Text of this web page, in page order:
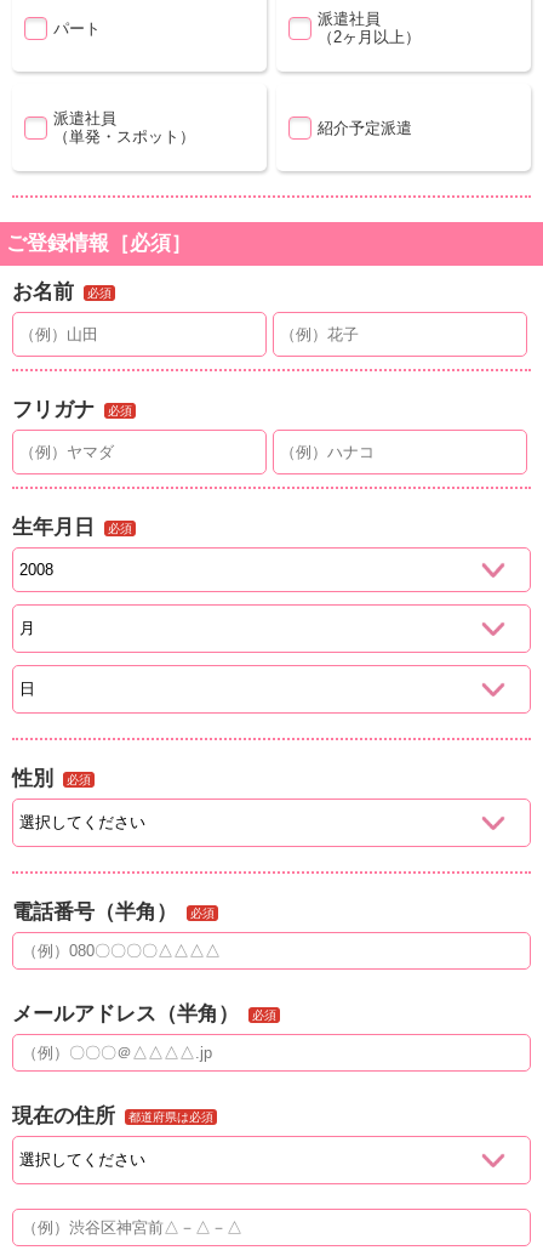
パート
派遣社員
（2ヶ月以上）
派遣社員
（単発・スポット）
紹介予定派遣
ご登録情報［必須］
お名前 必須
フリガナ 必須
生年月日 必須
性別 必須
電話番号（半角） 必須
メールアドレス（半角） 必須
現在の住所 都道府県は必須